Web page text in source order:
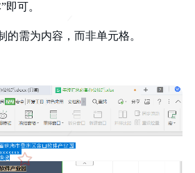
可。
的需为内容，而非单元格。